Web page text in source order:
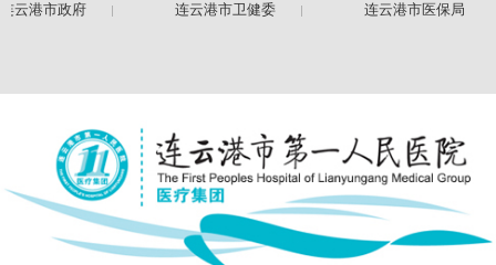
云港市政府 连云港市卫健委 连云港市医保局